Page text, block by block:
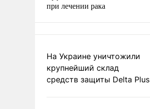
при лечении рака
На Украине уничтожили
крупнейший склад
средств защиты Delta Plus